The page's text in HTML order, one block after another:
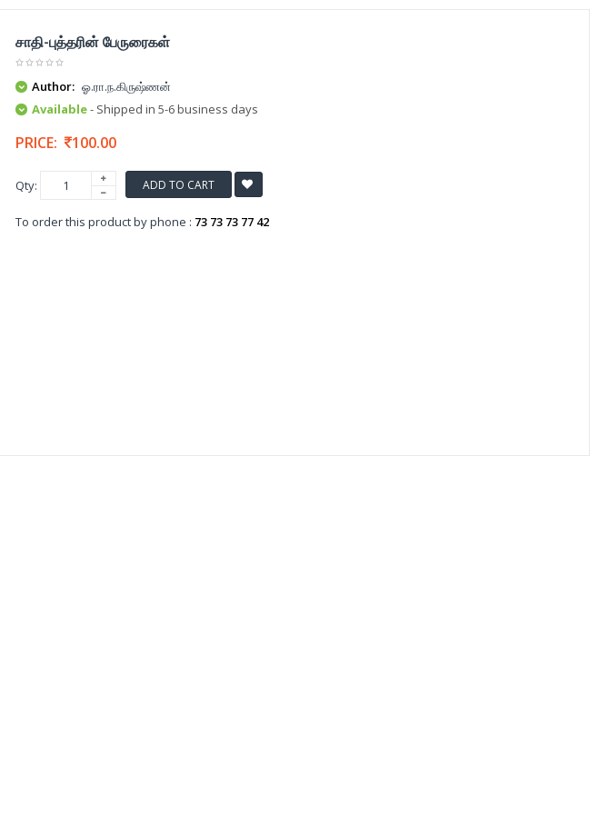
சாதி-புத்தரின் பேருரைகள்
Author: ஓ.ரா.ந.கிருஷ்ணன்
Available- Shipped in 5-6 business days
PRICE: 100.00
Qty: ADD TO CART
To order this product by phone : 73 73 73 77 42